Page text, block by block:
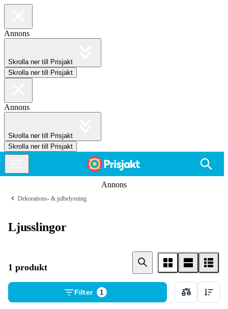
Annons
Skrolla ner till Prisjakt
Skrolla ner till Prisjakt
Annons
Skrolla ner till Prisjakt
Skrolla ner till Prisjakt
Annons
Dekorations- & julbelysning
Ljusslingor
1 produkt
Filter 1